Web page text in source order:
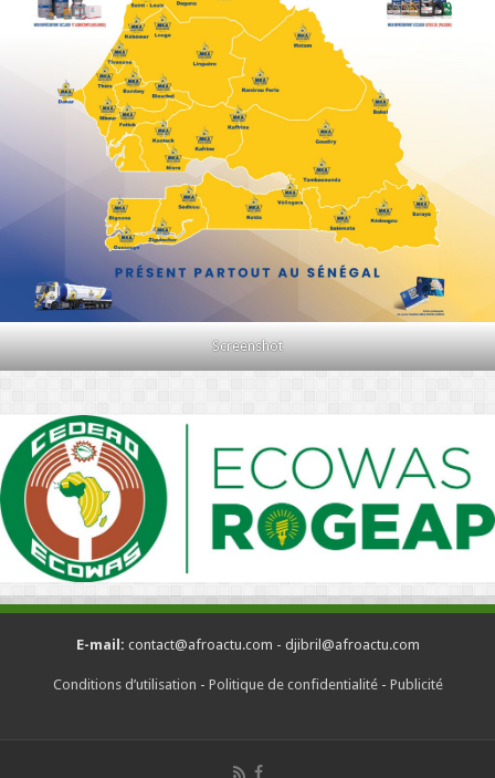
Screenshot
E-mail: contact@afroactu.com - djibril@afroactu.com
Conditions d’utilisation - Politique de confidentialité- Publicité